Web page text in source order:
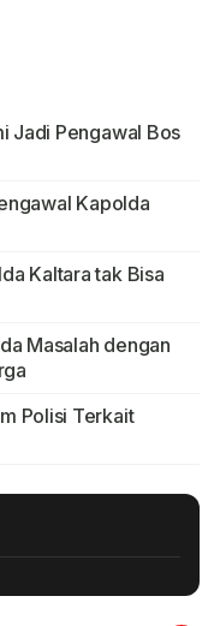
Jadi Pengawal Bos
Kapolda
Kaltara tak Bisa
Masalah dengan
Polisi Terkait